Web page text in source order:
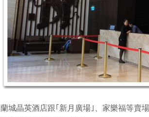
蘭城晶英酒店跟｢新月廣場｣、家樂福等賣